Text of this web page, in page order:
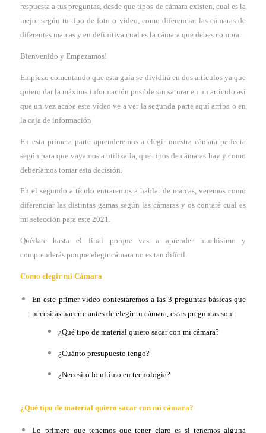
respuesta a tus preguntas, desde que tipos de cámara existen, cual es la
mejor según tu tipo de foto o vídeo, como diferenciar las cámaras de
diferentes marcas y en definitiva cual es la cámara que debes comprar.
Bienvenido y Empezamos!
Empiezo comentando que esta guía se dividirá en dos artículos ya que
quiero dar la máxima información posible sin saturar en un artículo así
que un vez acabe este vídeo ve a ver la segunda parte aquí arriba o en
la caja de información
En esta primera parte aprenderemos a elegir nuestra cámara perfecta
según para que vayamos a utilizarla, que tipos de cámaras hay y como
deberíamos tomar esta decisión.
En el segundo artículo entraremos a hablar de marcas, veremos como
diferenciar las distintas gamas según las cámaras y os contaré cual es
mi selección para este 2021.
Quédate hasta el final porque vas a aprender muchísimo y
comprenderás porque elegir cámara no es tan difícil.
Como elegir mi Cámara
En este primer vídeo contestaremos a las 3 preguntas básicas que
necesitas hacerte antes de elegir tu cámara, estas preguntas son:
¿Qué tipo de material quiero sacar con mi cámara?
¿Cuánto presupuesto tengo?
¿Necesito lo ultimo en tecnología?
¿Quétipo de material quiero sacar con mi cámara?
Lo primero que tenemos que tener claro es si tenemos alguna